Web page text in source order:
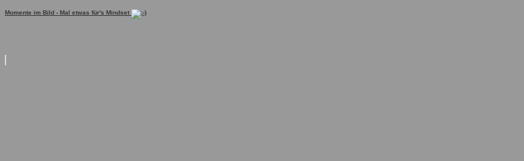
Momente im Bild - Mal etwas für's Mindset